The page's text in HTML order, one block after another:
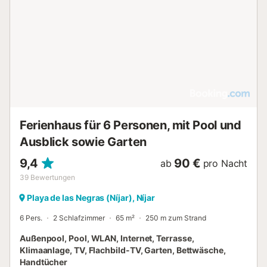
Ferienhaus für 6 Personen, mit Pool und
Ausblick sowie Garten
9,4
39 Bewertungen
ab 90 € pro Nacht
Playa de las Negras (Níjar), Níjar
6 Pers. 2 Schlafzimmer 65 m² 250 m zum Strand
Außenpool, Pool, WLAN, Internet, Terrasse,
Klimaanlage, TV, Flachbild-TV, Garten, Bettwäsche,
Handtücher